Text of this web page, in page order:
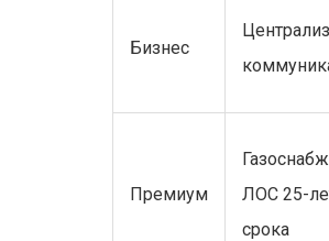
Бизнес
Премиум
ЛОС 25-
срока